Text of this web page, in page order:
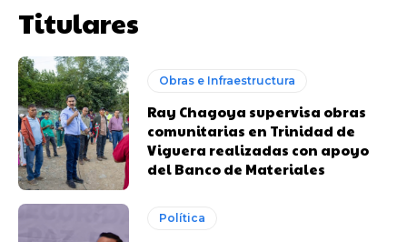
Titulares
Obras e Infraestructura
Ray Chagoya supervisa obras
comunitarias en Trinidad de
Viguera realizadas con apoyo
del Banco de Materiales
Política